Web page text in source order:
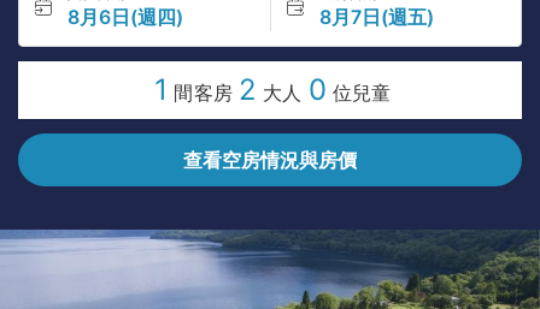
8月6日(週四) 8月7日(週五)
1 間客房 2 大人 0 位兒童
查看空房情況與房價